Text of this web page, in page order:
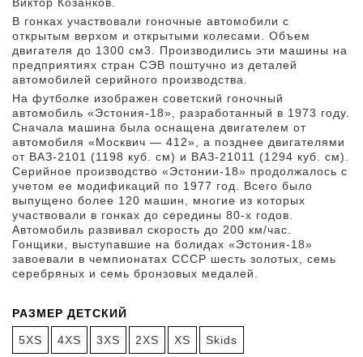
Виктор Козанков.
В гонках участвовали гоночные автомобили с
открытым верхом и открытыми колесами. Объем
двигателя до 1300 см3. Производились эти машины на
предприятиях стран СЭВ поштучно из деталей
автомобилей серийного производства.
На футболке изображен советский гоночный
автомобиль «Эстония-18», разработанный в 1973 году.
Сначала машина была оснащена двигателем от
автомобиля «Москвич — 412», а позднее двигателями
от ВАЗ-2101 (1198 куб. см) и ВАЗ-21011 (1294 куб. см).
Серийное производство «Эстонии-18» продолжалось с
учетом ее модификаций по 1977 год. Всего было
выпущено более 120 машин, многие из которых
участвовали в гонках до середины 80-х годов.
Автомобиль развивал скорость до 200 км/час.
Гонщики, выступавшие на болидах «Эстония-18»
завоевали в чемпионатах СССР шесть золотых, семь
серебряных и семь бронзовых медалей.
РАЗМЕР ДЕТСКИЙ
5XS 4XS 3XS 2XS XS Skids